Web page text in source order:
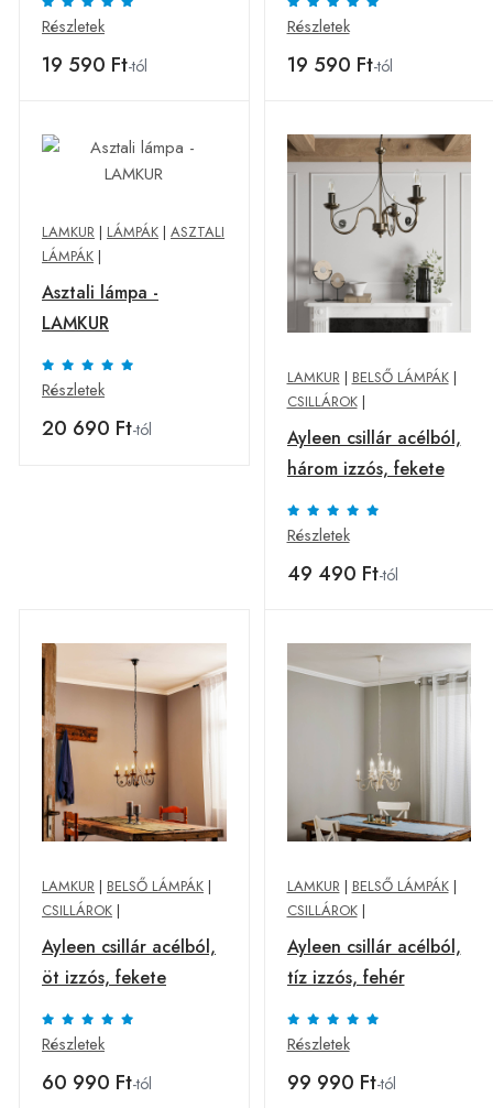
– LAMKUR
Részletek
19 590 Ft-tól
– LAMKUR
Részletek
19 590 Ft-tól
LAMKUR | LÁMPÁK | ASZTALI
LÁMPÁK |
Asztali lámpa -
LAMKUR
Részletek
20 690 Ft-tól
LAMKUR| BELSŐ LÁMPÁK|
CSILLÁROK|
Ayleen csillár acélból,
három izzós, fekete
Részletek
49 490 Ft-tól
LAMKUR | BELSŐ LÁMPÁK |
CSILLÁROK |
Ayleen csillár acélból,
öt izzós, fekete
Részletek
60 990 Ft-tól
LAMKUR| BELSŐ LÁMPÁK|
CSILLÁROK|
Ayleen csillár acélból,
tíz izzós, fehér
Részletek
99 990 Ft-tól